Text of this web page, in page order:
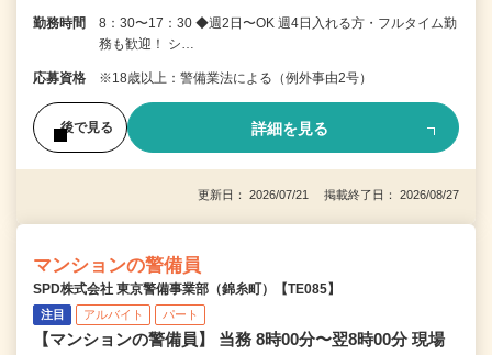
勤務時間
8：30〜17：30 ◆週2日〜OK 週4日入れる方・フルタイム勤
務も歓迎！ シ…
応募資格 ※18歳以上：警備業法による（例外事由2号）
後で見る 詳細を見る
更新日： 2026/07/21 掲載終了日： 2026/08/27
マンションの警備員
SPD株式会社 東京警備事業部（錦糸町）【TE085】
注目 アルバイト パート
【マンションの警備員】 当務 8時00分〜翌8時00分 現場